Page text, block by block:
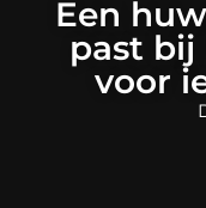
Een
past bij
voor